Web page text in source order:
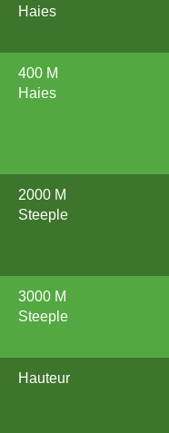
Haies
400 M
Haies
2000 M
Steeple
3000 M
Steeple
Hauteur